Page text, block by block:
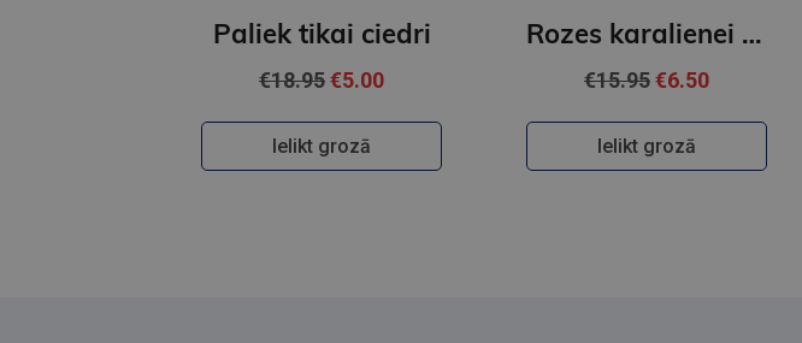
Paliek tikai ciedri
€18.95€5.00
Ielikt grozā
Rozes karalienei Teofanai
€15.95€6.50
Ielikt grozā